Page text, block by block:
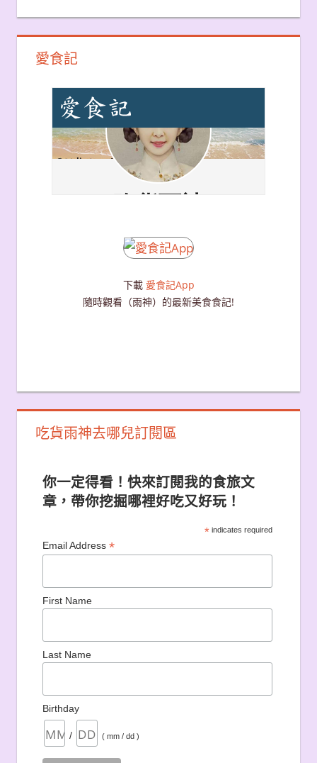
愛食記
下載 愛食記App
隨時觀看（雨神）的最新美食食記!
吃貨雨神去哪兒訂閱區
你一定得看！快來訂閱我的食旅文
章，帶你挖掘哪裡好吃又好玩！
*indicates required
Email Address *
First Name
Last Name
Birthday
/ ( mm / dd )